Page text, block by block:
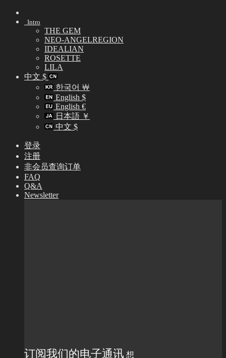
Skip
Intro
THE GEM
NEO-ANGELREGION
IDEALIAN
ROSETTE
LILA
中文 $
한국어 ￦
English $
English €
日本語 ￥
中文 $
登录
注册
非会员查询订单
FAQ
Q&A
Newsletter
订阅我们的电子通讯 想